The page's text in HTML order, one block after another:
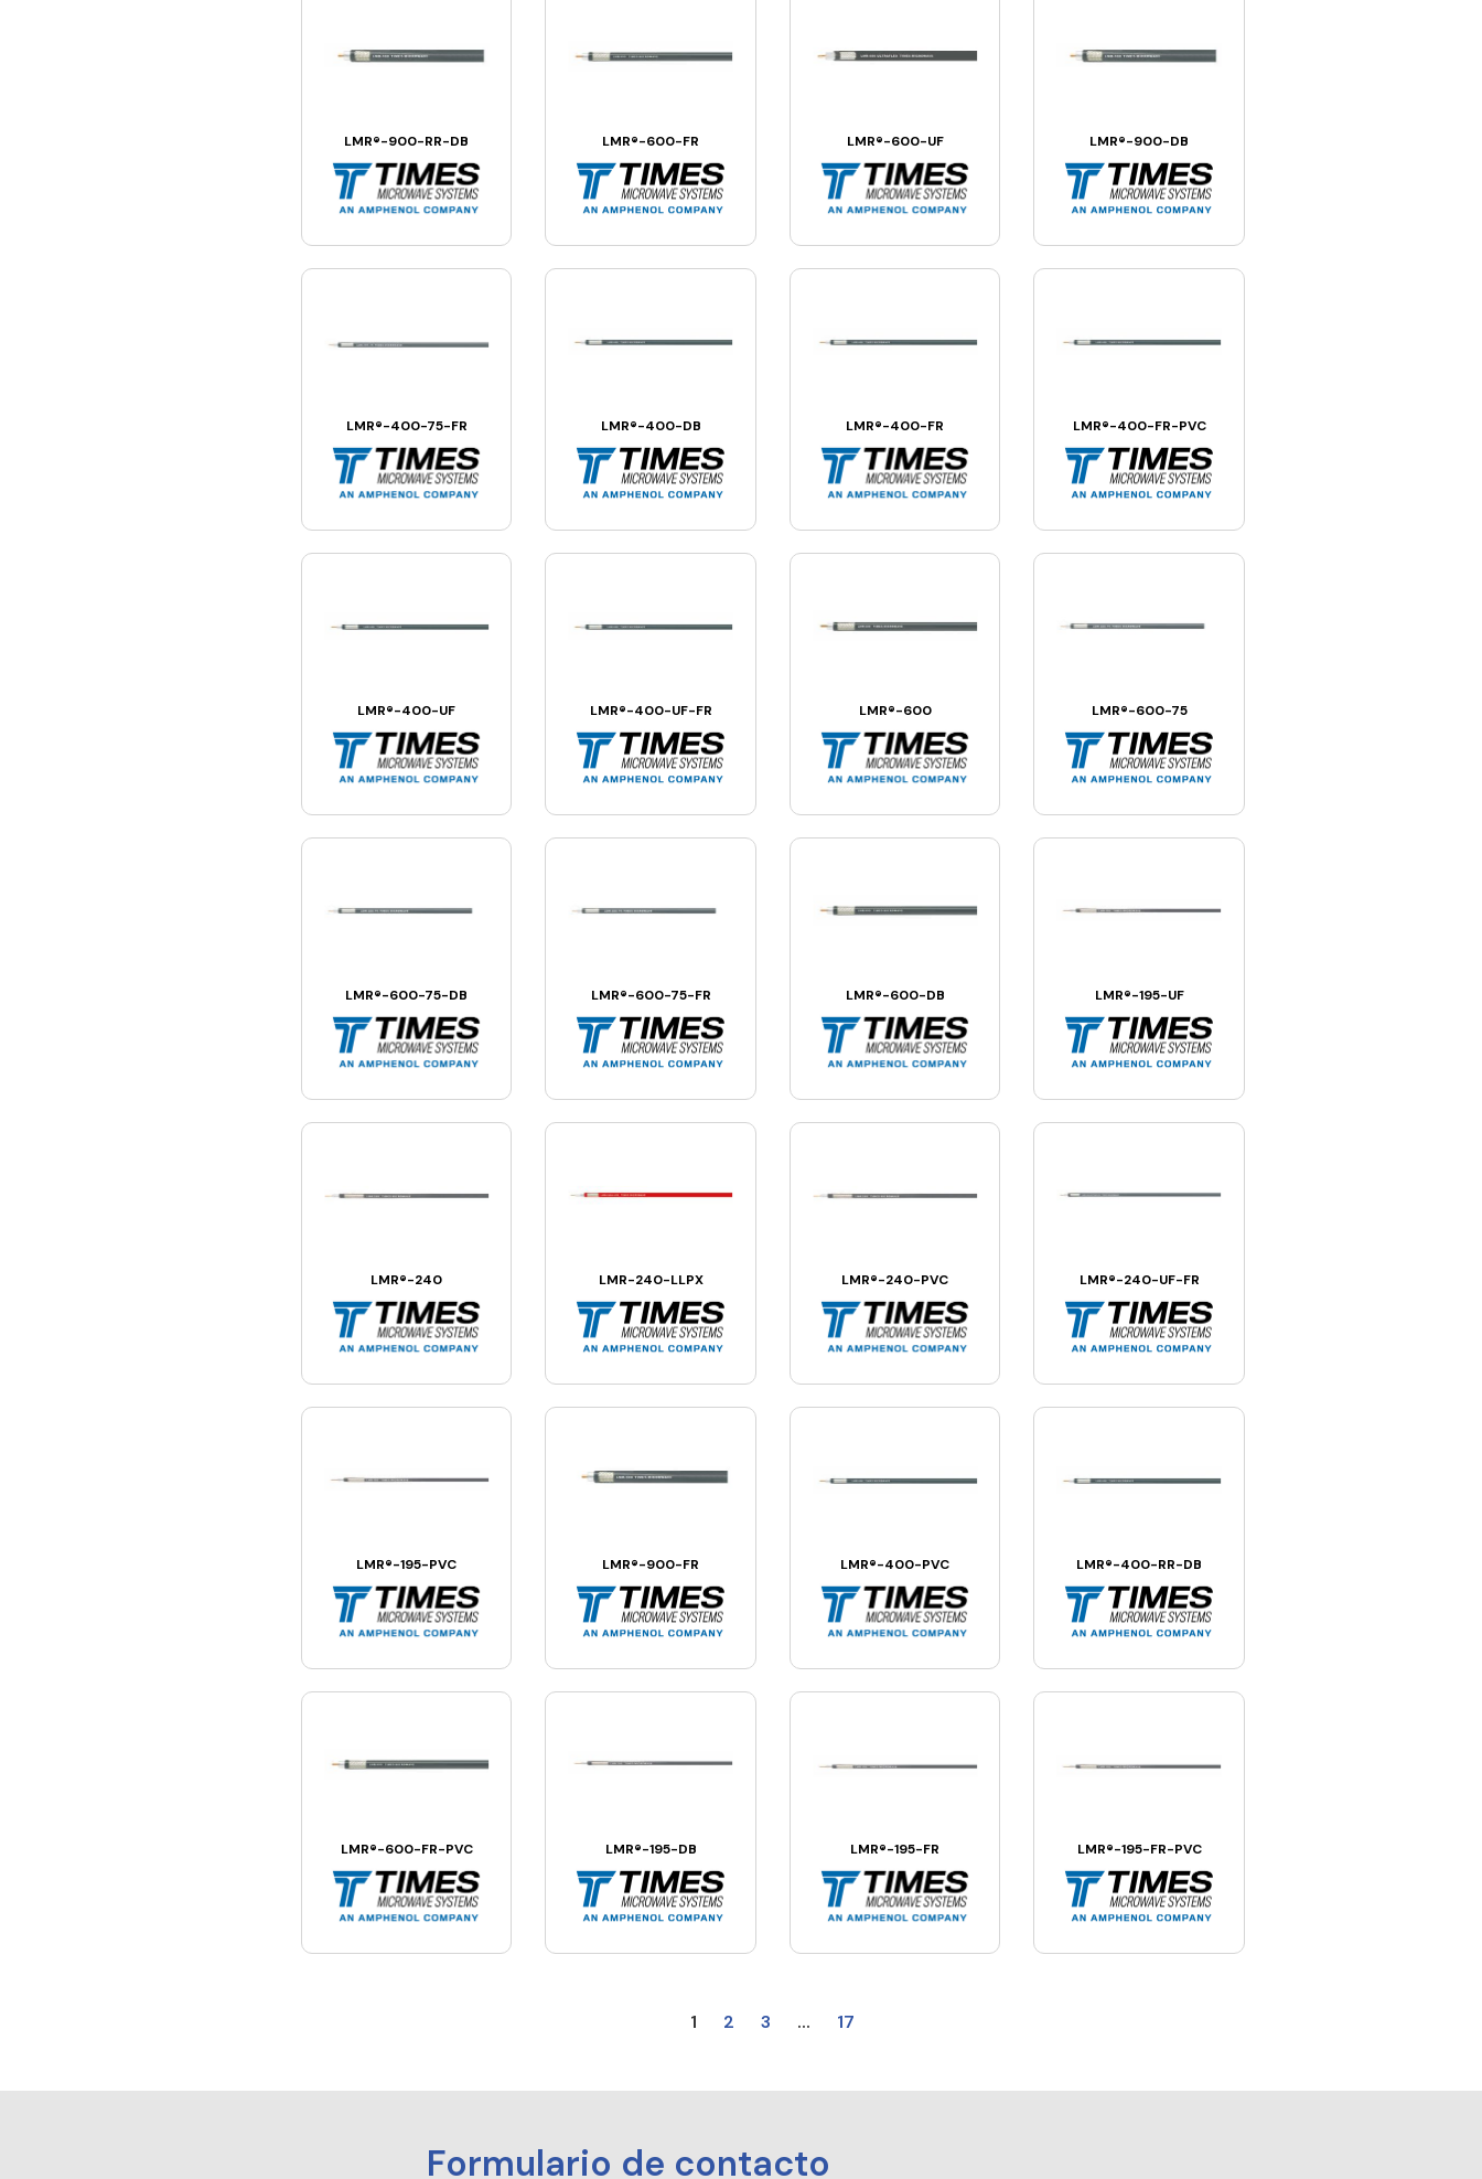
LMR®-900-RR-DB LMR®-600-FR LMR®-600-UF LMR®-900-DB
LMR®-400-75-FR LMR®-400-DB LMR®-400-FR LMR®-400-FR-PVC
LMR®-400-UF LMR®-400-UF-FR LMR®-600 LMR®-600-75
LMR®-600-75-DB LMR®-600-75-FR LMR®-600-DB LMR®-195-UF
LMR®-240 LMR-240-LLPX LMR®-240-PVC LMR®-240-UF-FR
LMR®-195-PVC LMR®-900-FR LMR®-400-PVC LMR®-400-RR-DB
LMR®-600-FR-PVC LMR®-195-DB LMR®-195-FR LMR®-195-FR-PVC
1 2 3 ... 17
Formulario de contacto